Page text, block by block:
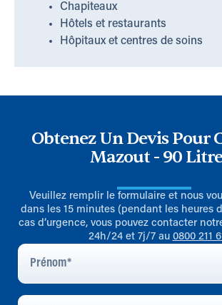
Chapiteaux
Hôtels et restaurants
Hôpitaux et centres de soins
Obtenez Un Devis Pour
Mazout - 90
Veuillez remplir le formulaire et nous
dans les 15 minutes (pendant les heures
cas d’urgence, vous pouvez contacter
24h/24 et 7j/7 au 0800 211
Prénom
Nom